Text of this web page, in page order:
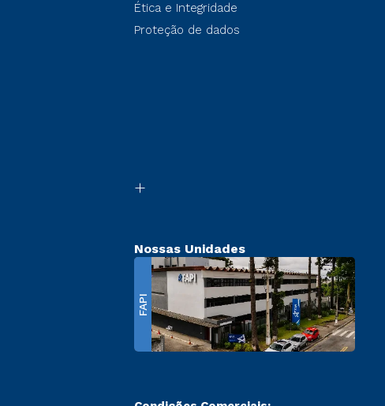
Ética e Integridade
Proteção de dados
Nossas Unidades
FAPI